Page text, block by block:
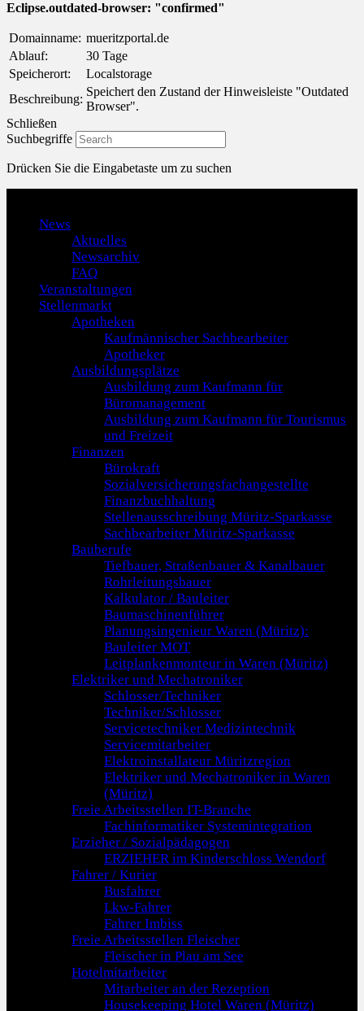
Eclipse.outdated-browser: "confirmed"
Domainname: mueritzportal.de
Ablauf:
30 Tage
Speicherort:
Localstorage
Beschreibung:
Speichert den Zustand der Hinweisleiste "Outdated
Browser".
Schließen
Suchbegriffe
Drücken Sie die Eingabetaste um zu suchen
News
Aktuelles
Newsarchiv
FAQ
Veranstaltungen
Stellenmarkt
Apotheken
Kaufmännischer Sachbearbeiter
Apotheker
Ausbildungsplätze
Ausbildung zum Kaufmann für
Büromanagement
Ausbildung zum Kaufmann für Tourismus
und Freizeit
Finanzen
Bürokraft
Sozialversicherungsfachangestellte
Finanzbuchhaltung
Stellenausschreibung Müritz-Sparkasse
Sachbearbeiter Müritz-Sparkasse
Bauberufe
Tiefbauer, Straßenbauer & Kanalbauer
Rohrleitungsbauer
Kalkulator / Bauleiter
Baumaschinenführer
Planungsingenieur Waren (Müritz):
Bauleiter MOT
Leitplankenmonteur in Waren (Müritz)
Elektriker und Mechatroniker
Schlosser/Techniker
Techniker/Schlosser
Servicetechniker Medizintechnik
Servicemitarbeiter
Elektroinstallateur Müritzregion
Elektriker und Mechatroniker in Waren
(Müritz)
Freie Arbeitsstellen IT-Branche
Fachinformatiker Systemintegration
Erzieher / Sozialpädagogen
ERZIEHER im Kinderschloss Wendorf
Fahrer / Kurier
Busfahrer
Lkw-Fahrer
Fahrer Imbiss
Freie Arbeitsstellen Fleischer
Fleischer in Plau am See
Hotelmitarbeiter
Mitarbeiter an der Rezeption
Housekeeping Hotel Waren (Müritz)